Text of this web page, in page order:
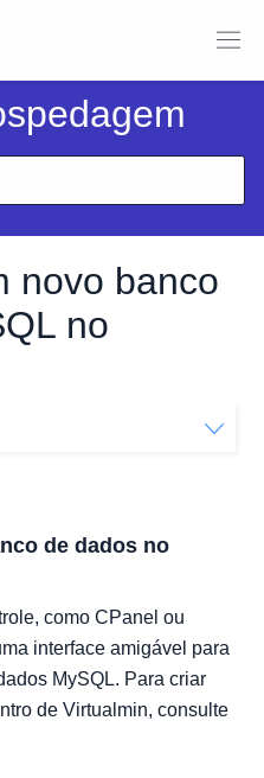
novo banco
no
de dados no
como CPanel ou
interface amigável para
MySQL. Para criar
de Virtualmin, consulte